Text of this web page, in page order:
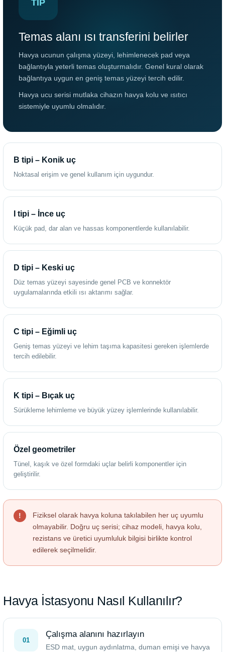
TIP
Temas alanı ısı transferini belirler
Havya ucunun çalışma yüzeyi, lehimlenecek pad veya
bağlantıyla yeterli temas oluşturmalıdır. Genel kural olarak
bağlantıya uygun en geniş temas yüzeyi tercih edilir.
Havya ucu serisi mutlaka cihazın havya kolu ve ısıtıcı
sistemiyle uyumlu olmalıdır.
B tipi – Konik uç
Noktasal erişim ve genel kullanım için uygundur.
I tipi – İnce uç
Küçük pad, dar alan ve hassas komponentlerde kullanılabilir.
D tipi – Keski uç
Düz temas yüzeyi sayesinde genel PCB ve konnektör
uygulamalarında etkili ısı aktarımı sağlar.
C tipi – Eğimli uç
Geniş temas yüzeyi ve lehim taşıma kapasitesi gereken işlemlerde
tercih edilebilir.
K tipi – Bıçak uç
Sürükleme lehimleme ve büyük yüzey işlemlerinde kullanılabilir.
Özel geometriler
Tünel, kaşık ve özel formdaki uçlar belirli komponentler için
geliştirilir.
Fiziksel olarak havya koluna takılabilen her uç uyumlu
olmayabilir. Doğru uç serisi; cihaz modeli, havya kolu,
rezistans ve üretici uyumluluk bilgisi birlikte kontrol
edilerek seçilmelidir.
Havya İstasyonu Nasıl Kullanılır?
01
Çalışma alanını hazırlayın
ESD mat, uygun aydınlatma, duman emişi ve havya